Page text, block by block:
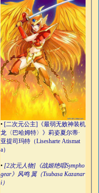
• [二次元公主]《最弱无败神装机
龙〈巴哈姆特〉》莉姿夏尔蒂·
亚提司玛特（Lisesharte Atismat
a）
• [2次元人物]《战姬绝唱Sympho
gear》风鸣 翼（Tsubasa Kazanar
i）